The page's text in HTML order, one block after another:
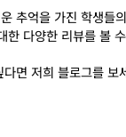
추억을 가진 학생들
한 다양한 리뷰를 볼
면 저희 블로그를